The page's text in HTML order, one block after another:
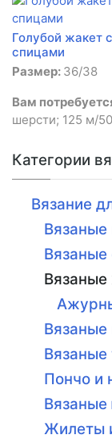
Голубой жакет
спицами
Размер: 36/38
Вам
шерсти; 125 м/
Категории
Вязание
Вязаные
Вязаные
Вязаные
Вязаные
Пончо и
Вязаные
Жилеты